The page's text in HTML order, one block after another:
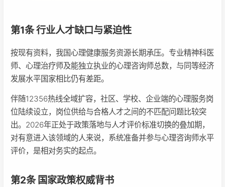
第1条 行业人才缺口与紧迫性
按现有资料，我国心理健康服务资源长期承压。专业精神科医
师、心理治疗师及能独立执业的心理咨询师总数，与同等经济
发展水平国家相比仍有差距。
伴随12356热线全域扩容，社区、学校、企业端的心理服务岗
位陆续设立，岗位供给与合格人才之间的不匹配问题比较突
出。2026年正处于政策落地与人才评价标准切换的叠加期，
对有意进入该领域的人来说，系统准备并参与心理咨询师水平
评价，是相对务实的起点。
第2条 国家政策权威背书